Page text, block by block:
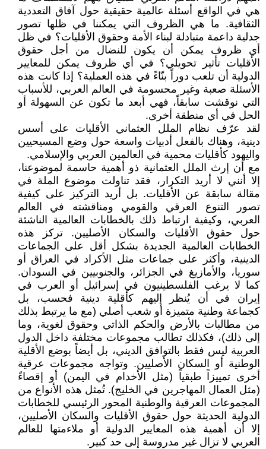
هي في الواقع أسئلة عالمية حقيقية حول آفاق التعددية
الثقافية. ما هي الظروف التي يمكننا في ظلها تصور
جدلية داعمة متبادلة لبناء الأمة وحقوق الأقليات؟ في ظل
أي ظروف يمكن أن يكون للنضال من أجل حقوق
الأقليات تأثير تحويلي؟ في أي ظروف يمكن للمعايير
الدولية أن تلعب دوراً بنّاءً في هذه العملية؟ إذا كانت هذه
الأسئلة صعبة وغير محسومة في العالم العربي، للأسباب
التي نوقشت سابقاً، فهي أبعد ما تكون عن السهولة أو
الحل في أي منطقة أخرى.
لقد عرّف نظام الملل العثماني الأقليات على أسس
دينية، وهناك بالفعل أدبيات واسعة حول وضع المسيحيين
واليهود كأقليات محمية في العالمين العربي والإسلامي.
مع أن إرث الملل العثمانية ذو أهمية حاسمة لموضوعنا،
إلا أنني لا أريد التكرار، فقد تناولت موضوع الملة في
مقالة سابقة عن الأقليات. بل أريد التركيز على كيفية
تصور التنوع العرقي والقومي ومناقشته في العالم
العربي، وكيفية ارتباط ذلك بالخطابات العالمية الناشئة
حول حقوق الأقليات والسكان الأصليين. تركز هذه
الخطابات العالمية الجديدة بشكل أقل على الجماعات
الدينية، وأكثر على جماعات مثل الأكراد في العراق أو
سوريا، والأمازيغ في الجزائر، والجنوبيين في السودان.
كما لا يرغب الفلسطينيون في إسرائيل أو العرب في
إيران في أن يُنظر إليهم كأقلية دينية فحسب، بل
كجماعة وطنية متميزة أو شعب أصلي (مع ما يرتبط بذلك
من مطالبات بالأرض والحكم الذاتي وحقوق لغوية، وما
إلى ذلك)، فكذلك تطالب مجموعات مختلفة داخل الدول
العربية ليس فقط بالتوافق الديني، بل أيضاً بوضع الأقلية
الوطنية أو السكان الأصليين. وتواجه مجموعات عرقية
أخرى تمييزاً طبقياً (مثل الأخدام في اليمن) أو إقصاءً
(مثل العمال المهاجرين في الخليج). تُمثل هذه الأنواع من
المجموعات العرقية والوطنية المحور الرئيسي للخطابات
الدولية الحديثة حول حقوق الأقليات والسكان الأصليين،
إلا أن أهمية هذه المعايير الدولية أو ملاءمتها للعالم
العربي لا تزال غير مدروسة إلى حد كبير.